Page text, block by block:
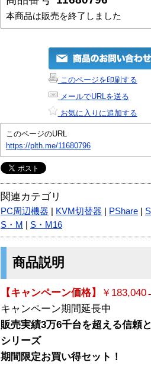
本商品は販売を終了しました
このページを印刷する
メールでURLを送る
お気に入りに追加する
このページのURL
https://plth.me/11680796
関連カテゴリ
PC周辺機器 KVM切替器 PShare
S・M
S・M16
商品説明
【キャンペーン価格】
￥
キャンペーン期間延長中
販売実績3万6千台を超える信頼
シリーズ
期間限定お買い得セット！